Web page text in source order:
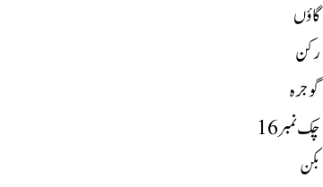
گاؤں
رکن
گوجرہ
چک نمبر 16
بکن